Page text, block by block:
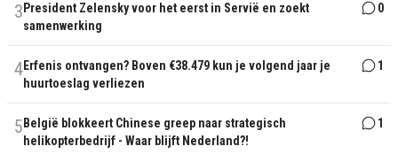
3 President Zelensky voor het eerst in Servië en zoekt
samenwerking
0
4Erfenis ontvangen? Boven €38.479 kun je volgend jaar je
huurtoeslag verliezen
1
5 België blokkeert Chinese greep naar strategisch
helikopterbedrijf - Waar blijft Nederland?!
1